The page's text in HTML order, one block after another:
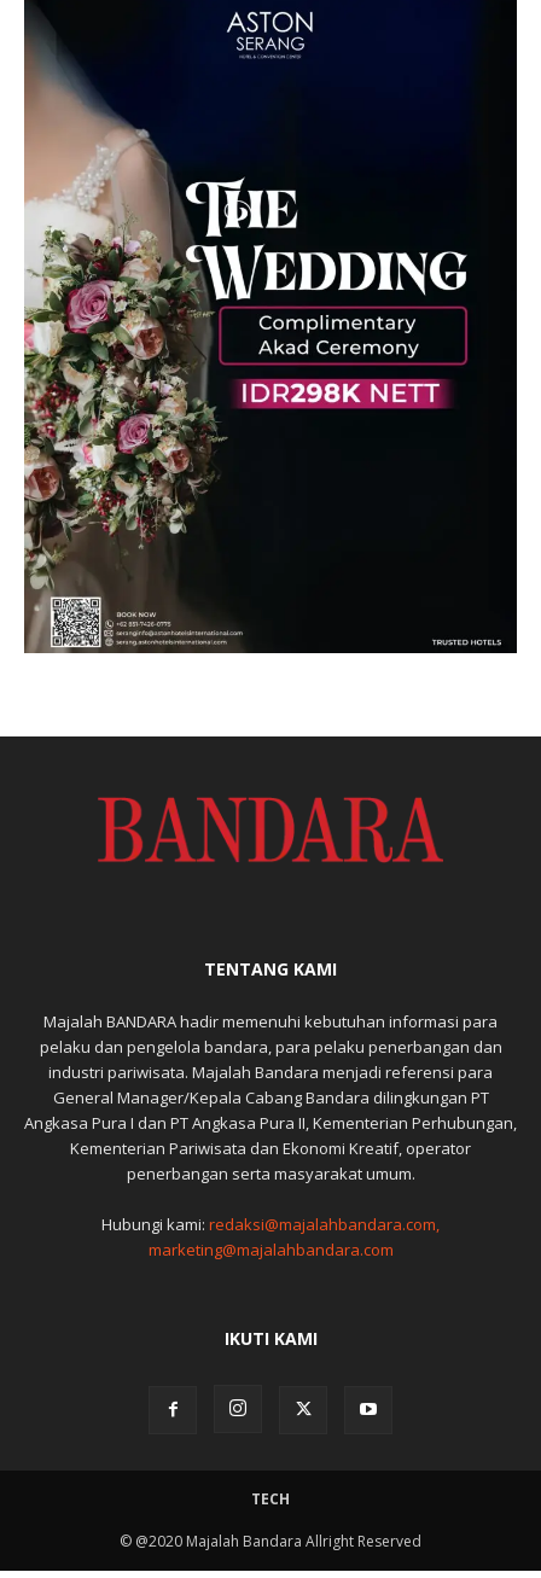
TENTANG KAMI
Majalah BANDARA hadir memenuhi kebutuhan informasi para
pelaku dan pengelola bandara, para pelaku penerbangan dan
industri pariwisata. Majalah Bandara menjadi referensi para
General Manager/Kepala Cabang Bandara dilingkungan PT
Angkasa Pura I dan PT Angkasa Pura II, Kementerian Perhubungan,
Kementerian Pariwisata dan Ekonomi Kreatif, operator
penerbangan serta masyarakat umum.
Hubungi kami: redaksi@majalahbandara.com,
marketing@majalahbandara.com
IKUTI KAMI
TECH
© @2020 Majalah Bandara Allright Reserved